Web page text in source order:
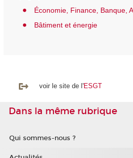
Économie, Finance, Banque,
Bâtiment et énergie
voir le site de l'ESGT
Dans la même rubrique
Qui sommes-nous ?